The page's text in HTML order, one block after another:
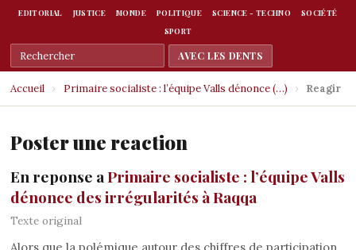
EDITORIAL
JUSTICE MONDE POLITIQUE SCIENCE - TECHNO
SOCIÉTÉ
SPORT
Accueil › Primaire socialiste : l’équipe Valls dénonce (…) › Reagir
Poster une reaction
En reponse aPrimaire socialiste : l’équipe Valls
dénonce des irrégularités à Raqqa
Texte original
Alors que la polémique autour des chiffres de participation